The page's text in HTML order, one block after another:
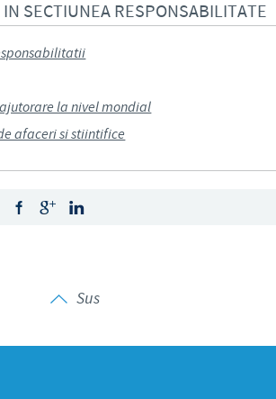
SECTIUNEA RESPONSABILITATE
la nivel mondial
afaceri si stiintifice
Sus